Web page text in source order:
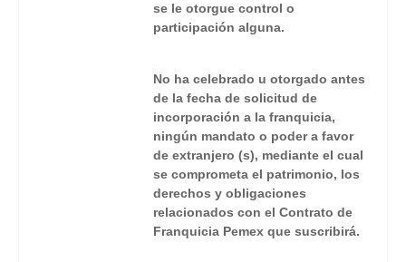
se le otorgue control o
participación alguna.
No ha celebrado u otorgado antes
de la fecha de solicitud de
incorporación a la franquicia,
ningún mandato o poder a favor
de extranjero (s), mediante el cual
se comprometa el patrimonio, los
derechos y obligaciones
relacionados con el Contrato de
Franquicia Pemex que suscribirá.